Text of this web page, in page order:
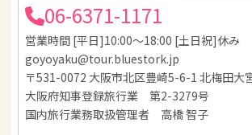
06-6371-1171
営業時間 [平日]10:00～18:00 [土日祝]休み
goyoyaku@tour.bluestork.jp
〒531-0072 大阪市北区豊崎5-6-1 北梅田大
大阪府知事登録旅行業 第2-3279号
国内旅行業務取扱管理者 高橋 智子